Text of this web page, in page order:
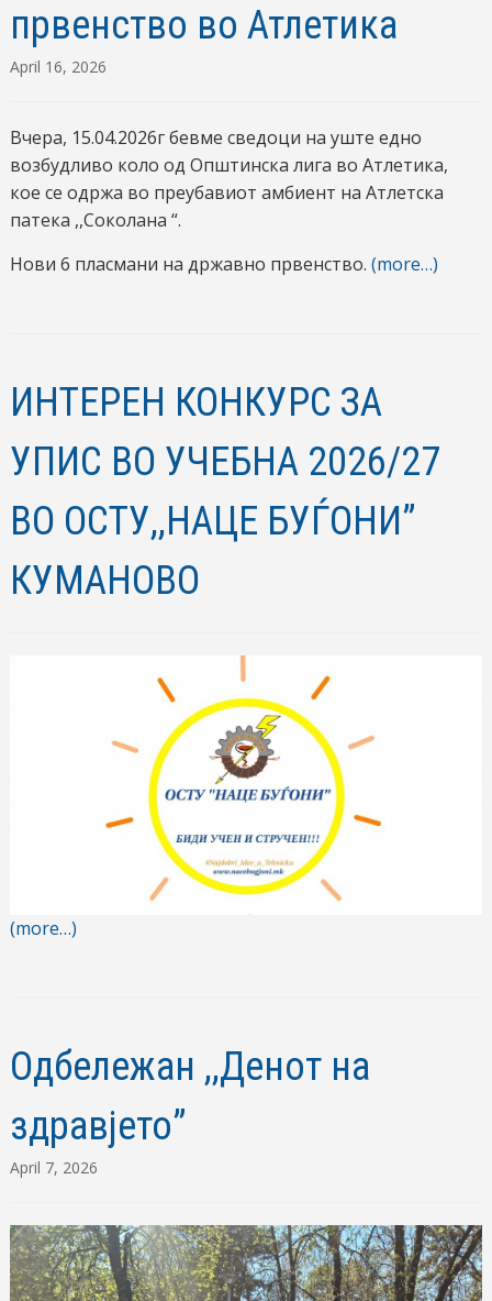
првенство во Атлетика
April 16, 2026
Вчера, 15.04.2026г бевме сведоци на уште едно
возбудливо коло од Општинска лига во Атлетика,
кое се одржа во преубавиот амбиент на Атлетска
патека ,,Соколана “.
Нови 6 пласмани на државно првенство. (more…)
ИНТЕРЕН КОНКУРС ЗА
УПИС ВО УЧЕБНА 2026/27
ВО ОСТУ,,НАЦЕ БУЃОНИ”
КУМАНОВО
(more…)
Одбележан ,,Денот на
здравјето”
April 7, 2026